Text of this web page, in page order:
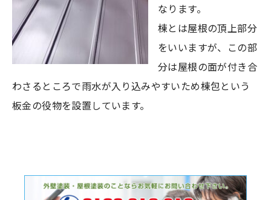
なります。
棟とは屋根の頂上部分
をいいますが、この部
分は屋根の面が付き合
わさるところで雨水が入り込みやすいため棟包という
板金の役物を設置しています。